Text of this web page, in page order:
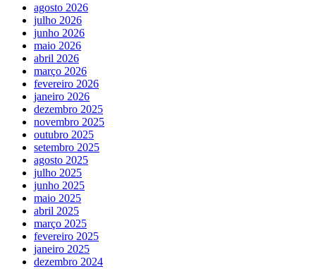
agosto 2026
julho 2026
junho 2026
maio 2026
abril 2026
março 2026
fevereiro 2026
janeiro 2026
dezembro 2025
novembro 2025
outubro 2025
setembro 2025
agosto 2025
julho 2025
junho 2025
maio 2025
abril 2025
março 2025
fevereiro 2025
janeiro 2025
dezembro 2024